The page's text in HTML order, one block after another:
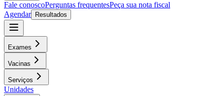
Fale conoscoPerguntas frequentesPeça sua nota fiscal
Agendar
Resultados
Exames
Vacinas
Serviços
Unidades